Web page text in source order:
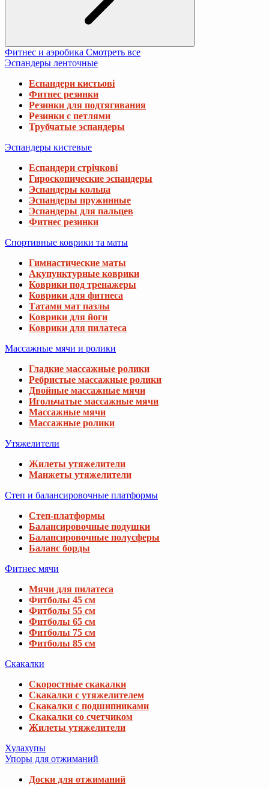
Фитнес и аэробика Смотреть все
Эспандеры ленточные
Еспандери кистьові
Фитнес резинки
Резинки для подтягивания
Резинки с петлями
Трубчатые эспандеры
Эспандеры кистевые
Еспандери стрічкові
Гироскопические эспандеры
Эспандеры кольца
Эспандеры пружинные
Эспандеры для пальцев
Фитнес резинки
Спортивные коврики та маты
Гимнастические маты
Акупунктурные коврики
Коврики под тренажеры
Коврики для фитнеса
Татами мат пазлы
Коврики для йоги
Коврики для пилатеса
Массажные мячи и ролики
Гладкие массажные ролики
Ребристые массажные ролики
Двойные массажные мячи
Игольчатые массажные мячи
Массажные мячи
Массажные ролики
Утяжелители
Жилеты утяжелители
Манжеты утяжелители
Степ и балансировочные платформы
Степ-платформы
Балансировочные подушки
Балансировочные полусферы
Баланс борды
Фитнес мячи
Мячи для пилатеса
Фитболы 45 см
Фитболы 55 см
Фитболы 65 см
Фитболы 75 см
Фитболы 85 см
Скакалки
Скоростные скакалки
Скакалки с утяжелителем
Скакалки с подшипниками
Скакалки со счетчиком
Жилеты утяжелители
Хулахупы
Упоры для отжиманий
Доски для отжиманий